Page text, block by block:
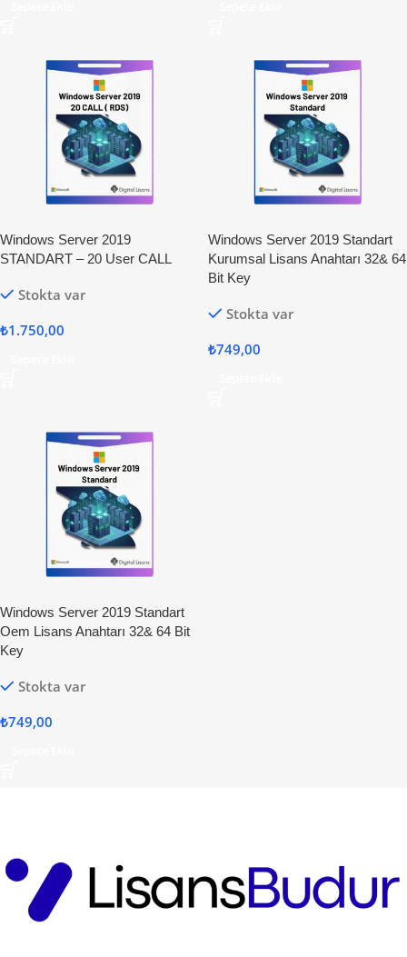
Windows Server 2019
STANDART – 20 User CALL
Stokta var
₺1.750,00
Windows Server 2019 Standart
Kurumsal Lisans Anahtarı 32& 64
Bit Key
Stokta var
₺749,00
Windows Server 2019 Standart
Oem Lisans Anahtarı 32& 64 Bit
Key
Stokta var
₺749,00